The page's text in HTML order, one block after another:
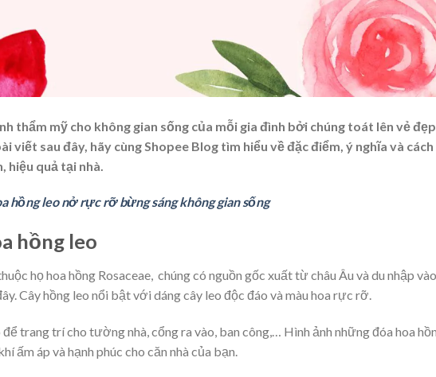
thẩm mỹ cho không gian sống của mỗi gia đình bởi chúng toát lên vẻ đẹp
viết sau đây, hãy cùng Shopee Blog tìm hiểu về đặc điểm, ý nghĩa và cách
hiệu quả tại nhà.
hồng leo nở rực rỡ bừng sáng không gian sống
hồng leo
họ hoa hồng Rosaceae, chúng có nguồn gốc xuất từ châu Âu và du nhập vào
Cây hồng leo nổi bật với dáng cây leo độc đáo và màu hoa rực rỡ.
trang trí cho tường nhà, cổng ra vào, ban công,… Hình ảnh những đóa hoa
ấm áp và hạnh phúc cho căn nhà của bạn.